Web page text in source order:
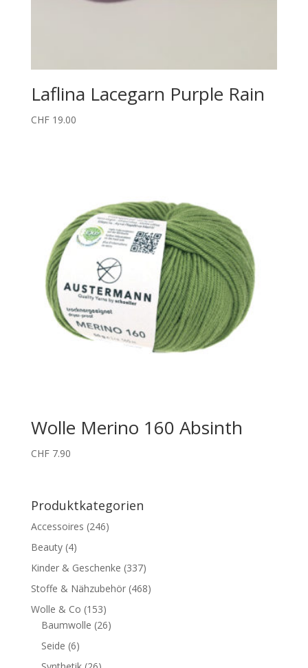
Laflina Lacegarn Purple Rain
CHF19.00
Wolle Merino 160 Absinth
CHF7.90
Produktkategorien
Accessoires (246)
Beauty (4)
Kinder & Geschenke (337)
Stoffe & Nähzubehör (468)
Wolle & Co (153)
Baumwolle (26)
Seide (6)